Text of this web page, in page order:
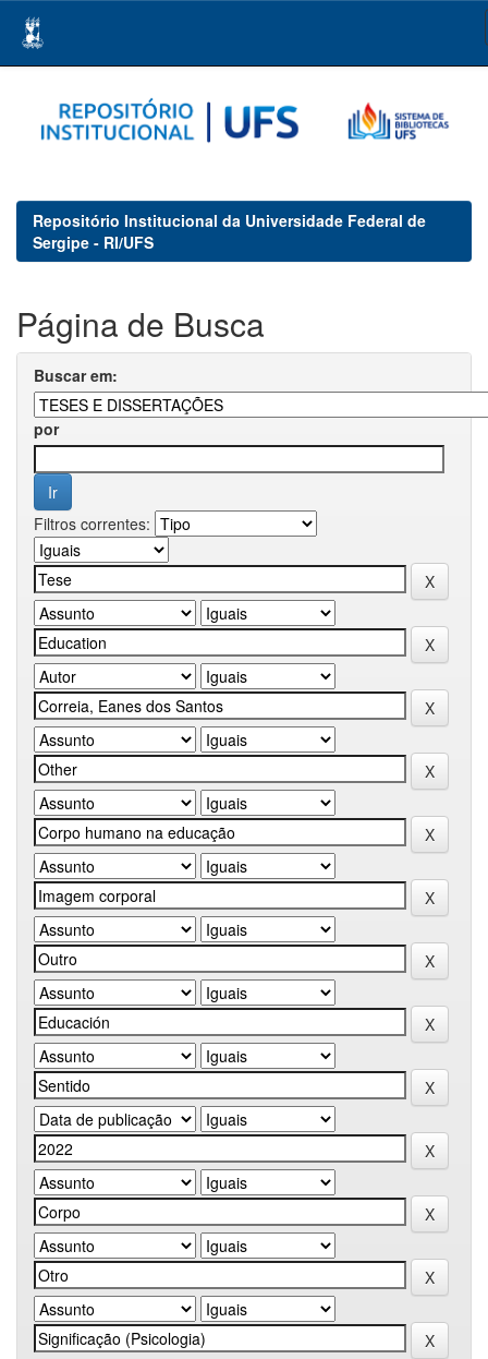
navigation
Repositório Institucional da Universidade Federal de
Sergipe - RI/UFS
Página de Busca
Buscar em:
por
Filtros correntes: